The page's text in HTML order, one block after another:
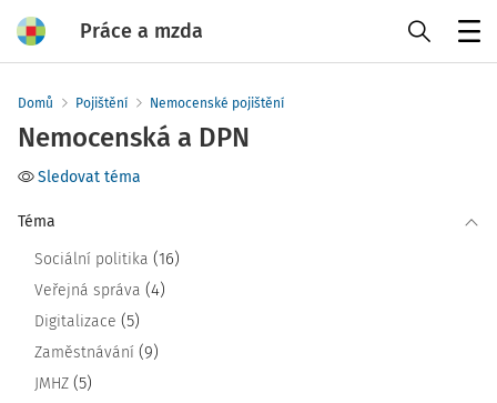
Práce a mzda
Domů Pojištění Nemocenské pojištění
Nemocenská a DPN
Sledovat téma
Téma
Sociální politika (16)
Veřejná správa (4)
Digitalizace (5)
Zaměstnávání (9)
JMHZ (5)